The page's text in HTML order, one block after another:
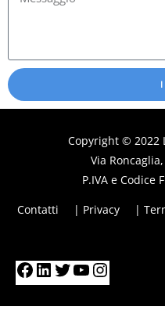
Copyright © 2022
Via
P.IVA e Codice
Contatti | Privacy |
Facebook
LinkedIn
TwitterYouTube